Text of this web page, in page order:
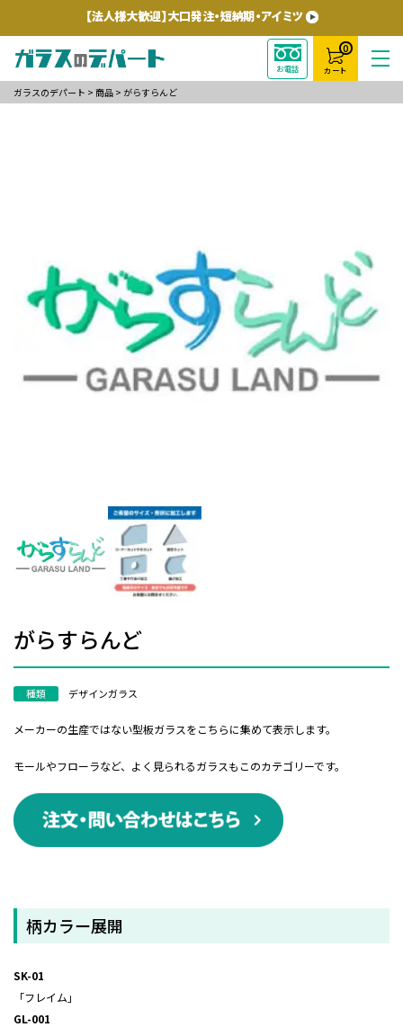
お電話 カート
0
ガラスのデパート > 商品 > がらすらんど
がらすらんど
種類 デザインガラス
メーカーの生産ではない型板ガラスをこちらに集めて表示します。
モールやフローラなど、よく見られるガラスもこのカテゴリーです。
柄カラー展開
SK-01
「フレイム」
GL-001